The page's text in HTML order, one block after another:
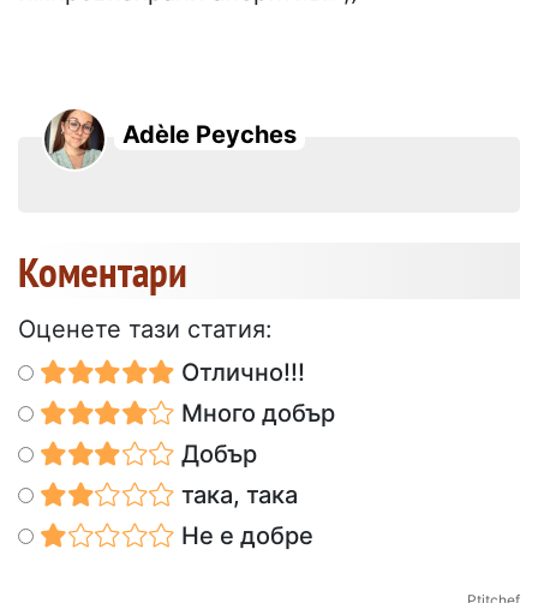
Adèle Peyches
Коментари
Оценете тази статия:
Отлично!!!
Много добър
Добър
така, така
Не е добре